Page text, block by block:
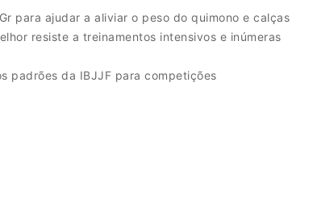
para ajudar a aliviar o peso do quimono e calças
resiste a treinamentos intensivos e inúmeras
padrões da IBJJF para competições